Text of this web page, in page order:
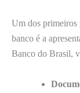
Um dos primeiros
banco é a
Banco do Brasil,